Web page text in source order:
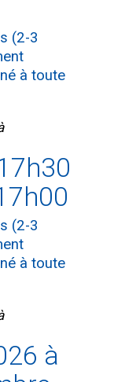
(2-3
à toute
(2-3
à toute
à